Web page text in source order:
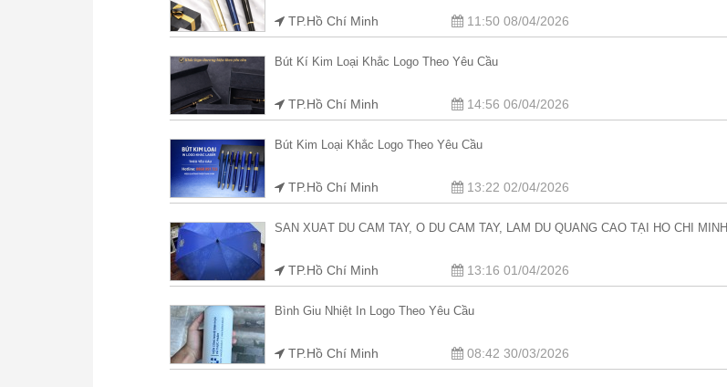
TP.Hồ Chí Minh 11:50 08/04/2026
Bút Kí Kim Loại Khắc Logo Theo Yêu Cầu
TP.Hồ Chí Minh 14:56 06/04/2026
Bút Kim Loại Khắc Logo Theo Yêu Cầu
TP.Hồ Chí Minh 13:22 02/04/2026
SẢN XUẤT DÙ CẦM TAY, Ô DÙ CẦM TAY, LÀM DÙ QUẢNG CÁO TẠI HỒ CHÍ MINH
TP.Hồ Chí Minh 13:16 01/04/2026
Bình Giu Nhiệt In Logo Theo Yêu Cầu
TP.Hồ Chí Minh 08:42 30/03/2026